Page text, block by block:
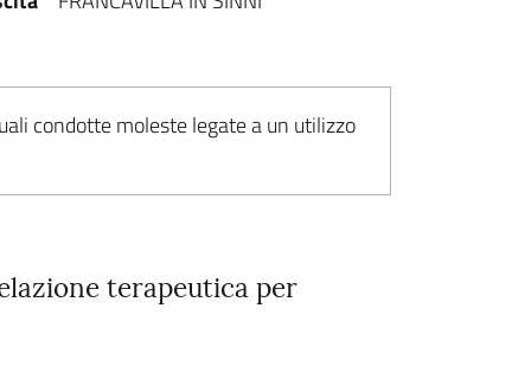
condotte moleste legate a un utilizzo
terapeutica per